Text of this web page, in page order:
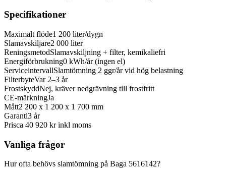
Specifikationer
Maximalt flöde1 200 liter/dygn
Slamavskiljare2 000 liter
ReningsmetodSlamavskiljning + filter, kemikaliefri
Energiförbrukning0 kWh/år (ingen el)
ServiceintervallSlamtömning 2 ggr/år vid hög belastning
FilterbyteVar 2–3 år
FrostskyddNej, kräver nedgrävning till frostfritt
CE-märkningJa
Mått2 200 x 1 200 x 1 700 mm
Garanti3 år
Prisca 40 920 kr inkl moms
Vanliga frågor
Hur ofta behövs slamtömning på Baga 5616142?